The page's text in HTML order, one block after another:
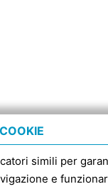
simili per
e